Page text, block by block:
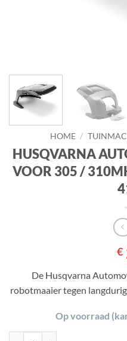
HOME /
HUSQVARNA
VOOR 305 /
€
De Husqvarna
robotmaaier tegen
Op voorraad